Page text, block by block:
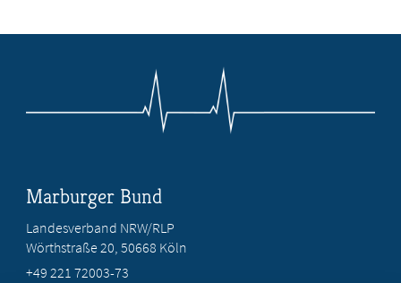
Marburger Bund
Landesverband NRW/RLP
Wörthstraße 20, 50668 Köln
+49 221 72003-73